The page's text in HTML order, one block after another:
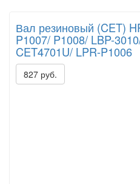
Вал резиновый (CET)
P1007/ P1008/ LBP-
CET4701U/ LPR-P1006
827 руб.